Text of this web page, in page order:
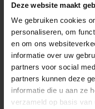
Deze website maakt
We gebruiken cookies
personaliseren, om
en om ons
informatie over uw
partners voor social
partners kunnen deze
informatie die u aan ze
verzameld op basis van
inzichtelijk en
Een belangrijk
herdefiniëren van
Door
hij grotendeels
Hierdoor kreeg hij
het meeste waarde
begeleiden van